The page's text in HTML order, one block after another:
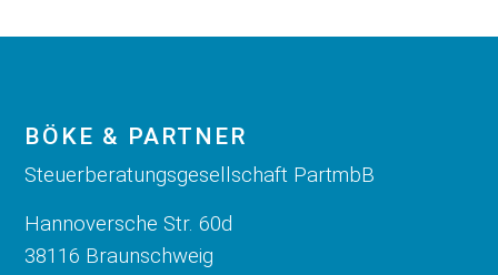
BÖKE & PARTNER
Steuerberatungsgesellschaft PartmbB
Hannoversche Str. 60d
38116 Braunschweig